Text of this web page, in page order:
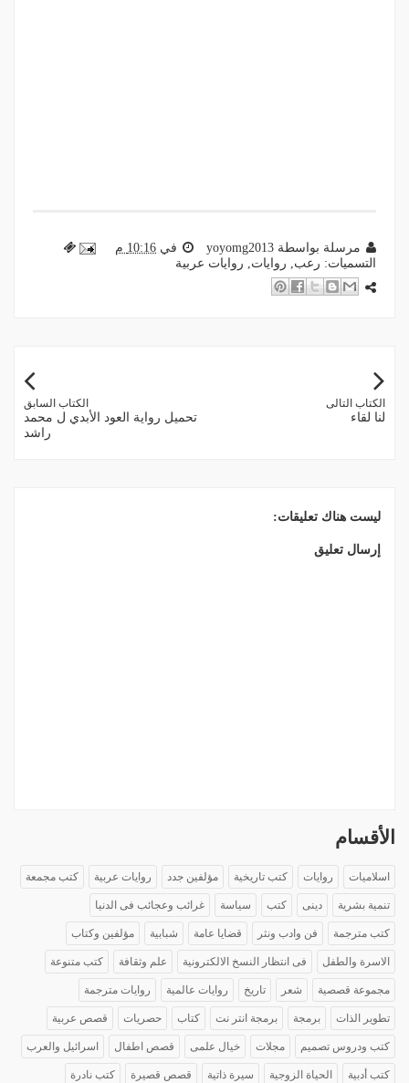
مرسلة بواسطة yoyomg2013 في 10:16 م
التسميات: رعب روايات روايات عربية
الكتاب السابق
تحميل رواية العود الأبدي ل محمد
راشد
الكتاب التالى
لنا لقاء
ليست هناك تعليقات:
إرسال تعليق
الأقسام
اسلاميات روايات كتب تاريخية مؤلفين جدد روايات عربية كتب مجمعة
تنمية بشرية دينى كتب سياسة غرائب وعجائب فى الدنيا
كتب مترجمة فن وادب ونثر قضايا عامة شبابية مؤلفين وكتاب
الاسرة والطفل فى انتظار النسخ الالكترونية علم وثقافة كتب متنوعة
مجموعة قصصية شعر تاريخ روايات عالمية روايات مترجمة
تطوير الذات برمجة برمجة انتر نت كتاب حصريات قصص عربية
كتب ودروس تصميم مجلات خيال علمى قصص اطفال اسرائيل والعرب
كتب أدبية الحياة الزوجية سيرة ذاتية قصص قصيرة كتب نادرة